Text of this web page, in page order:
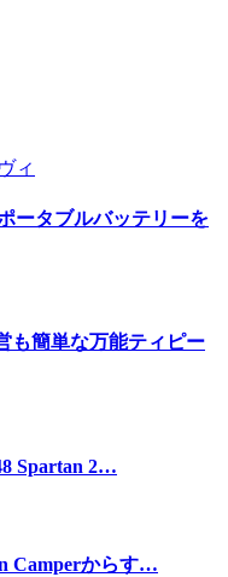
ータブルバッテリーを
も簡単な万能ティピー
Spartan 2…
Camperからす…